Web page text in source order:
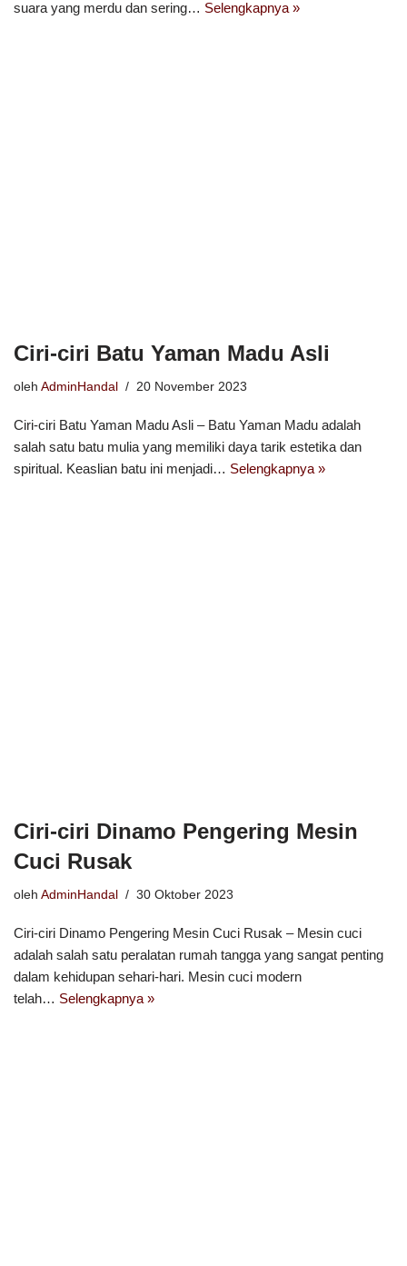
suara yang merdu dan sering… Selengkapnya »
Ciri-ciri Batu Yaman Madu Asli
oleh AdminHandal 20 November 2023
Ciri-ciri Batu Yaman Madu Asli – Batu Yaman Madu adalah
salah satu batu mulia yang memiliki daya tarik estetika dan
spiritual. Keaslian batu ini menjadi… Selengkapnya »
Ciri-ciri Dinamo Pengering Mesin
Cuci Rusak
oleh AdminHandal 30 Oktober 2023
Ciri-ciri Dinamo Pengering Mesin Cuci Rusak – Mesin cuci
adalah salah satu peralatan rumah tangga yang sangat penting
dalam kehidupan sehari-hari. Mesin cuci modern
telah… Selengkapnya »